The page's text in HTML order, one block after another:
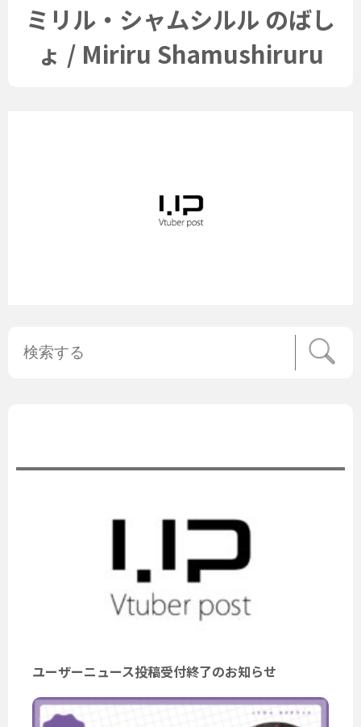
ミリル・シャムシルル のばし
ょ / Miriru Shamushiruru
ユーザーニュース投稿受付終了のお知らせ